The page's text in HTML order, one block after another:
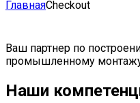
ГлавнаяCheckout
Ваш партнер по
промышленному
Наши